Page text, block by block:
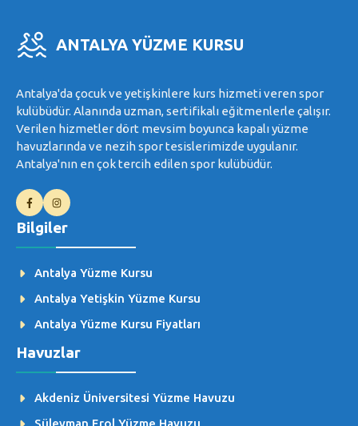
ANTALYA YÜZME KURSU
Antalya'da çocuk ve yetişkinlere kurs hizmeti veren spor
kulübüdür. Alanında uzman, sertifikalı eğitmenlerle çalışır.
Verilen hizmetler dört mevsim boyunca kapalı yüzme
havuzlarında ve nezih spor tesislerimizde uygulanır.
Antalya'nın en çok tercih edilen spor kulübüdür.
Bilgiler
Antalya Yüzme Kursu
Antalya Yetişkin Yüzme Kursu
Antalya Yüzme Kursu Fiyatları
Havuzlar
Akdeniz Üniversitesi Yüzme Havuzu